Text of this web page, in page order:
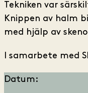
Tekniken var
Knippen av halm
med hjälp av
I samarbete med
Datum: